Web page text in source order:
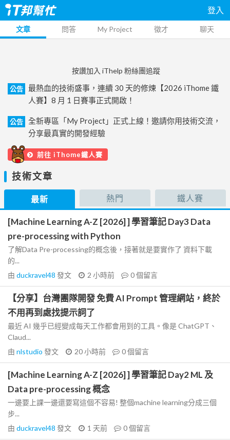
登入
文章 問答 My Project 徵才 聊天
按讚加入 iThelp 粉絲團追蹤
公告
最熱血的技術盛事，連續 30 天的修煉【2026 iThome 鐵
人賽】8 月 1 日賽事正式開啟！
公告
全新專區「My Project」正式上線！邀請你用技術交流，
分享最真實的開發經驗
前往 iThome鐵人賽
技術文章
最新 熱門 鐵人賽
[Machine Learning A-Z [2026] ] 學習筆記 Day3 Data
pre-processing with Python
了解Data Pre-processing的概念後，接著就是要實作了 資料下載
的...
由 duckravel48 發文 2 小時前 0個留言
【分享】台灣團隊開發 免費 AI Prompt 管理網站，終於
不用再到處找提示詞了
最近 AI 幾乎已經變成每天工作都會用到的工具。像是 ChatGPT、
Claud...
由 nlstudio 發文 20 小時前 0個留言
[Machine Learning A-Z [2026] ] 學習筆記 Day2 ML 及
Data pre-processing 概念
一邊要上課一邊還要寫這個不容易! 整個machine learning分成三個
步...
由 duckravel48 發文 1 天前 0個留言